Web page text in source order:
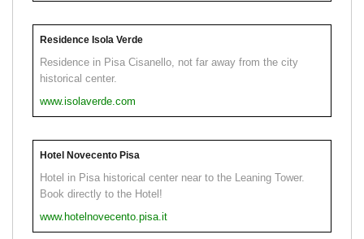
Residence Isola Verde
Residence in Pisa Cisanello, not far away from the city
historical center.
www.isolaverde.com
Hotel Novecento Pisa
Hotel in Pisa historical center near to the Leaning Tower.
Book directly to the Hotel!
www.hotelnovecento.pisa.it